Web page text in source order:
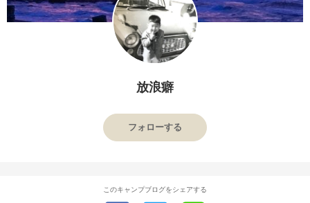
放浪癖
フォローする
このキャンプブログをシェアする